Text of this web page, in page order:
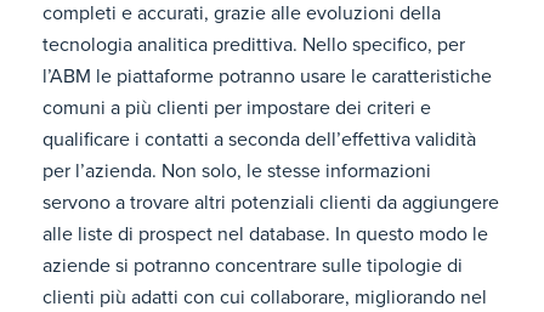
completi e accurati, grazie alle evoluzioni della
tecnologia analitica predittiva. Nello specifico, per
l’ABM le piattaforme potranno usare le caratteristiche
comuni a più clienti per impostare dei criteri e
qualificare i contatti a seconda dell’effettiva validità
per l’azienda. Non solo, le stesse informazioni
servono a trovare altri potenziali clienti da aggiungere
alle liste di prospect nel database. In questo modo le
aziende si potranno concentrare sulle tipologie di
clienti più adatti con cui collaborare, migliorando nel